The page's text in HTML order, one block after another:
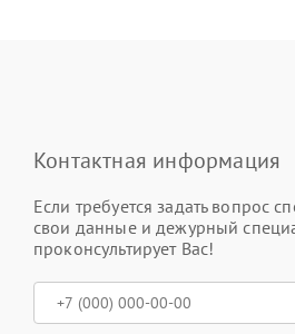
Контактная информация
Если требуется задать вопрос
свои данные и дежурный
проконсультирует Вас!